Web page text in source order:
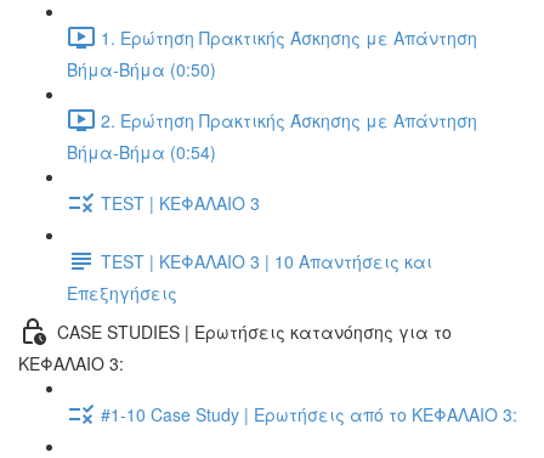
1. Ερώτηση Πρακτικής Άσκησης με Απάντηση
Βήμα-Βήμα (0:50)
2. Ερώτηση Πρακτικής Άσκησης με Απάντηση
Βήμα-Βήμα (0:54)
TEST | ΚΕΦΑΛΑΙΟ 3
TEST | ΚΕΦΑΛΑΙΟ 3 | 10 Απαντήσεις και
Επεξηγήσεις
CASE STUDIES | Ερωτήσεις κατανόησης για το
ΚΕΦΑΛΑΙΟ 3:
#1-10 Case Study | Ερωτήσεις από το ΚΕΦΑΛΑΙΟ 3: